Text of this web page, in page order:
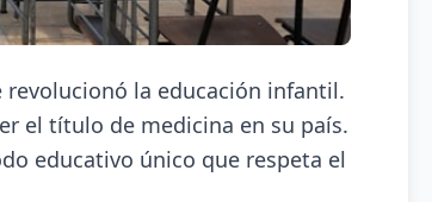
revolucionó la educación infantil.
el título de medicina en su país.
educativo único que respeta el